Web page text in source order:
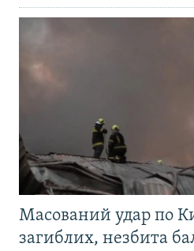
Масований удар по
загиблих, незбита